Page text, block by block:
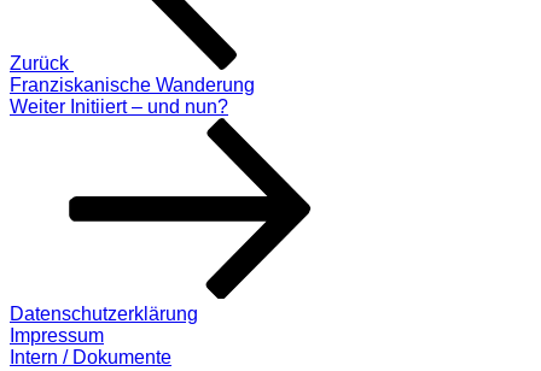
Zurück
Franziskanische Wanderung
Nächster
Weiter Initiiert – und nun?
Datenschutzerklärung
Impressum
Intern / Dokumente